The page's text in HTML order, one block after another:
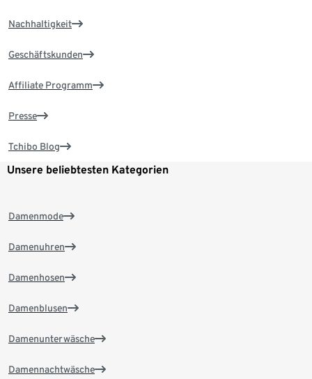
Nachhaltigkeit
Geschäftskunden
Affiliate Programm
Presse
Tchibo Blog
Unsere beliebtesten Kategorien
Damenmode
Damenuhren
Damenhosen
Damenblusen
Damenunterwäsche
Damennachtwäsche